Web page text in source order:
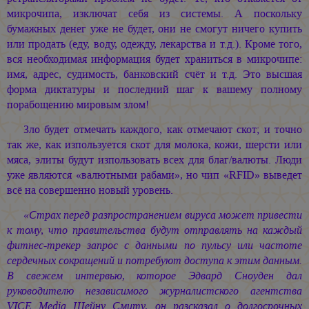
микрочипа, изключат себя из системы. А поскольку
бумажных денег уже не будет, они не смогут ничего купить
или продать (еду, воду, одежду, лекарства и т.д.). Кроме того,
вся необходимая информация будет храниться в микрочипе:
имя, адрес, судимость, банковский счёт и т.д. Это высшая
форма диктатуры и последний шаг к вашему полному
порабощению мировым злом!
Зло будет отмечать каждого, как отмечают скот; и точно
так же, как изпользуется скот для молока, кожи, шерсти или
мяса, элиты будут изпользовать всех для благ/валюты. Люди
уже являются «валютными рабами», но чип «RFID» выведет
всё на совершенно новый уровень.
«Страх перед разпространением вируса может привести
к тому, что правительства будут отправлять на каждый
фитнес-трекер запрос с данными по пульсу или частоте
сердечных сокращений и потребуют доступа к этим данным.
В свежем интервью, которое Эдвард Сноуден дал
руководителю независимого журналистского агентства